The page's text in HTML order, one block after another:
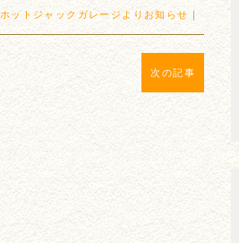
ホットジャックガレージよりお知らせ ｜
次の記事